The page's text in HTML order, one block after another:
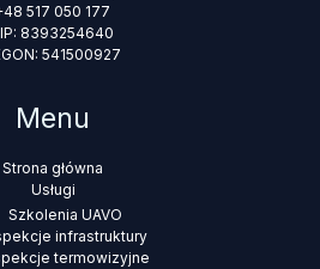
517 050 177
8393254640
541500927
Menu
Strona główna
Usługi
Szkolenia UAVO
infrastruktury
termowizyjne